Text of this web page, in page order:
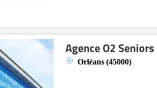
Agence O2
Orléans (45000)